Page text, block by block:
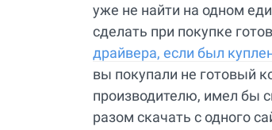
уже не найти на одном
сделать при покупке
драйвера, если был
вы покупали не готовый
производителю, имел бы
разом скачать с одного